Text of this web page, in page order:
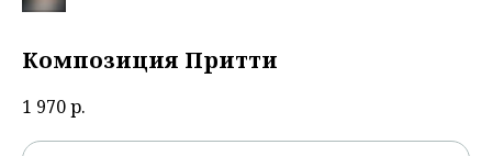
Композиция Притти
1 970р.